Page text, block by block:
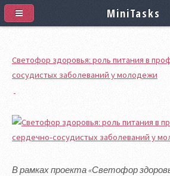
Светофор здоровья: роль питания в
сосудистых заболеваний у молодежи
В рамках проекта «Светофор
MiniTasks